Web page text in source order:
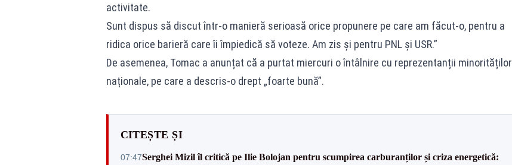
activitate.
Sunt dispus să discut într-o manieră serioasă orice propunere pe care am făcut-o, pentru a
ridica orice barieră care îi împiedică să voteze. Am zis și pentru PNL și USR.”
De asemenea, Tomac a anunțat că a purtat miercuri o întâlnire cu reprezentanții minorităților
naționale, pe care a descris-o drept „foarte bună”.
CITEȘTE ȘI
07:47Serghei Mizil îl critică pe Ilie Bolojan pentru scumpirea carburanților și criza energetică: